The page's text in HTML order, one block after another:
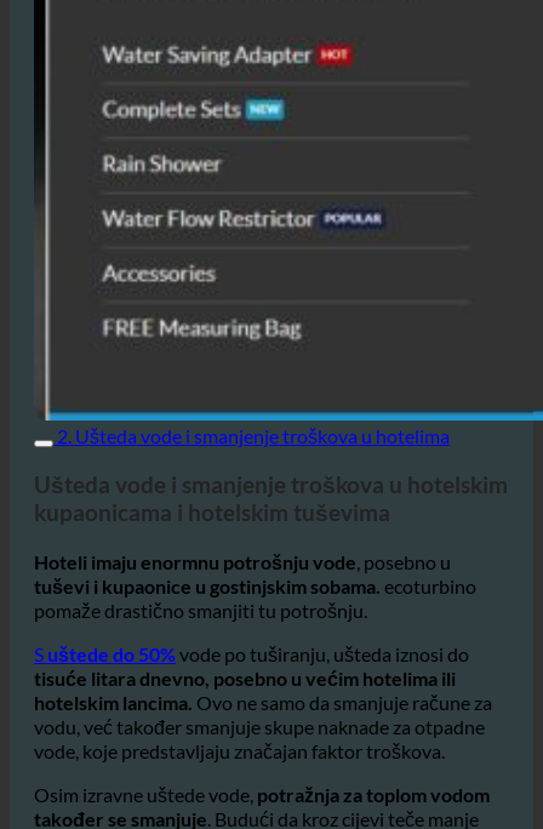
2. Ušteda vode i smanjenje troškova u hotelima
kupaonicama i hotelskim tuševima
Hoteli imaju enormnu potrošnju vode, posebno u
tuševi i kupaonice u gostinjskim sobama.ecoturbino
pomaže drastično smanjiti tu potrošnju.
Suštede do 50%vode po tuširanju, ušteda iznosi do
tisuće litara dnevno, posebno u većim hotelima ili
hotelskim lancima.Ovo ne samo da smanjuje račune za
vodu, već također smanjuje skupe naknade za otpadne
vode, koje predstavljaju značajan faktor troškova.